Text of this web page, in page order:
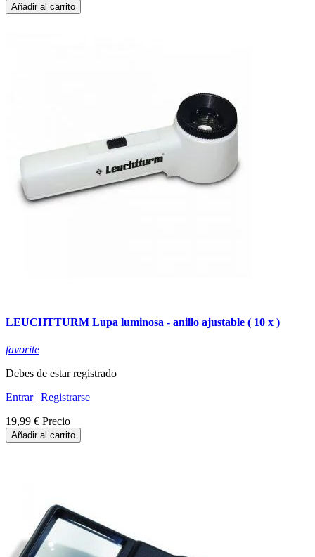
Añadir al carrito
LEUCHTTURM Lupa luminosa - anillo ajustable ( 10 x )
favorite
Debes de estar registrado
Entrar| Registrarse
19,99 € Precio
Añadir al carrito